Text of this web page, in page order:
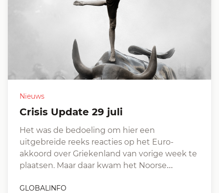
Nieuws
Crisis Update 29 juli
Het was de bedoeling om hier een
uitgebreide reeks reacties op het Euro-
akkoord over Griekenland van vorige week te
plaatsen. Maar daar kwam het Noorse…
GLOBALINFO